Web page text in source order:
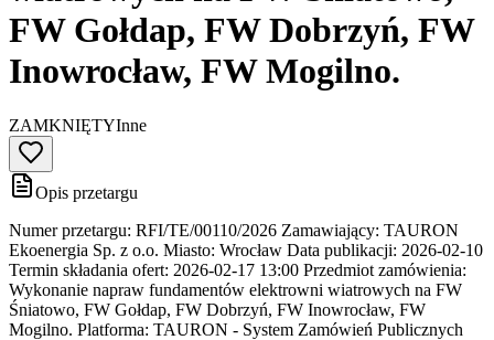
FW Gołdap, FW Dobrzyń, FW
Inowrocław, FW Mogilno.
ZAMKNIĘTYInne
Opis przetargu
Numer przetargu: RFI/TE/00110/2026 Zamawiający: TAURON
Ekoenergia Sp. z o.o. Miasto: Wrocław Data publikacji: 2026-02-10
Termin składania ofert: 2026-02-17 13:00 Przedmiot zamówienia:
Wykonanie napraw fundamentów elektrowni wiatrowych na FW
Śniatowo, FW Gołdap, FW Dobrzyń, FW Inowrocław, FW
Mogilno. Platforma: TAURON - System Zamówień Publicznych